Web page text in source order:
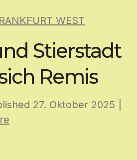
WEST
Stierstadt
Remis
27. Oktober 2025